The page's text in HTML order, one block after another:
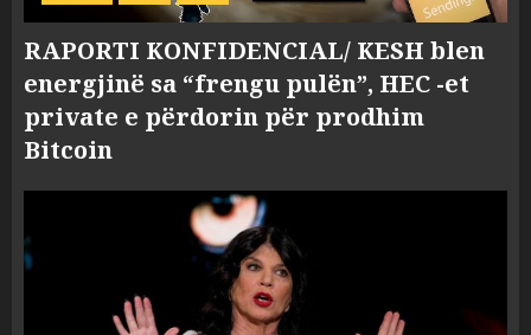
RAPORTI KONFIDENCIAL/ KESH blen
energjinë sa “frengu pulën”, HEC -et
private e përdorin për prodhim
Bitcoin